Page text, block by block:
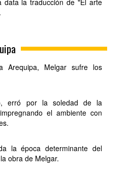
la traducción de "El arte
Melgar sufre los
erró por la soledad de la
el ambiente con
la época determinante del
obra de Melgar.